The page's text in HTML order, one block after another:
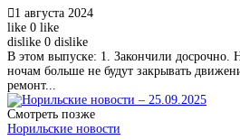
1 августа 2024
like 0 like
dislike 0 dislike
В этом выпуске: 1. Закончили досрочно.
ночам больше не будут закрывать
ремонт...
Смотреть позже
Норильские новости